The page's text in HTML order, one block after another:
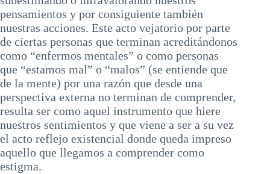
pensamientos y por consiguiente también
nuestras acciones. Este acto vejatorio por parte
de ciertas personas que terminan acreditándonos
como “enfermos mentales” o como personas
que “estamos mal” o “malos” (se entiende que
de la mente) por una razón que desde una
perspectiva externa no terminan de comprender,
resulta ser como aquel instrumento que hiere
nuestros sentimientos y que viene a ser a su vez
el acto reflejo existencial donde queda impreso
aquello que llegamos a comprender como
estigma.